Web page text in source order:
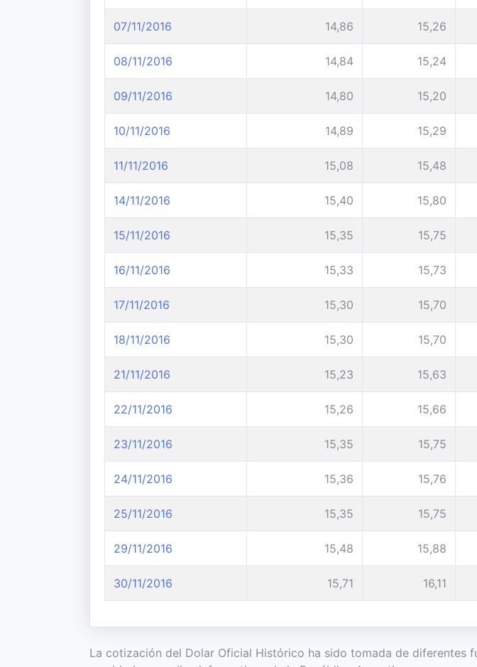
07/11/2016 14,86 15,26
08/11/2016 14,84 15,24
09/11/2016 14,80 15,20
10/11/2016 14,89 15,29
11/11/2016 15,08 15,48
14/11/2016 15,40 15,80
15/11/2016 15,35 15,75
16/11/2016 15,33 15,73
17/11/2016 15,30 15,70
18/11/2016 15,30 15,70
21/11/2016 15,23 15,63
22/11/2016 15,26 15,66
23/11/2016 15,35 15,75
24/11/2016 15,36 15,76
25/11/2016 15,35 15,75
29/11/2016 15,48 15,88
30/11/2016 15,71 16,11
La cotización del Dolar Oficial Histórico ha sido tomada de diferentes